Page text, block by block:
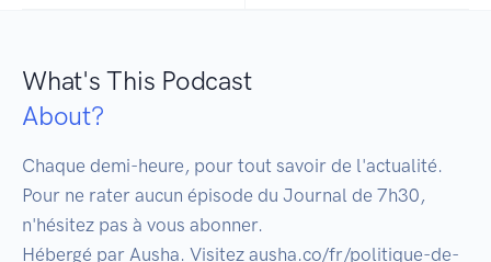
What's This Podcast
About?
Chaque demi-heure, pour tout savoir de l'actualité.
Pour ne rater aucun épisode du Journal de 7h30,
n'hésitez pas à vous abonner.
Hébergé par Ausha. Visitez ausha.co/fr/politique-de-